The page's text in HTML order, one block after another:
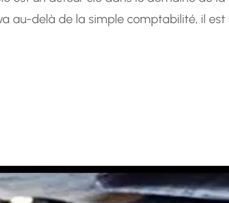
au-delà de la simple comptabilité, il est